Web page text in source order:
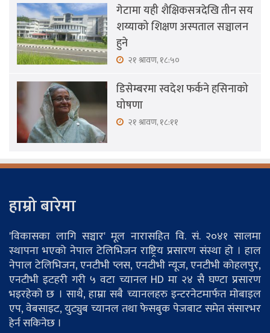
गेटामा यही शैक्षिकसत्रदेखि तीन सय
शय्याको शिक्षण अस्पताल सञ्चालन
हुने
२१ श्रावण, १८:५०
डिसेम्बरमा स्वदेश फर्कने हसिनाको
घोषणा
२१ श्रावण, १८:११
हाम्रो बारेमा
'विकासका लागि सञ्चार' मूल नारासहित वि. सं. २०४१ सालमा
स्थापना भएको नेपाल टेलिभिजन राष्ट्रिय प्रसारण संस्था हो । हाल
नेपाल टेलिभिजन, एनटीभी प्लस, एनटीभी न्यूज, एनटीभी कोहलपुर,
एनटीभी इटहरी गरी ५ वटा च्यानल HD मा २४ सै घण्टा प्रसारण
भइरहेको छ । साथै, हाम्रा सबै च्यानलहरु इन्टरनेटमार्फत मोबाइल
एप, वेबसाइट, युट्युब च्यानल तथा फेसबुक पेजबाट समेत संसारभर
हेर्न सकिनेछ ।